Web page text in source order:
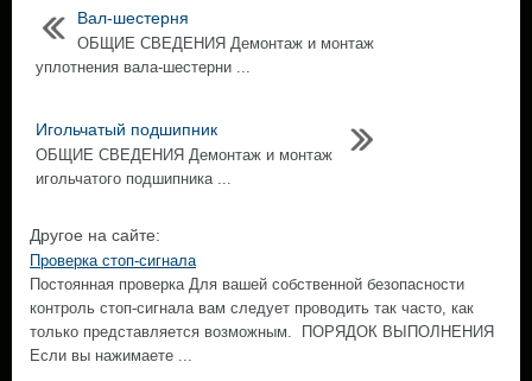
Вал-шестерня
ОБЩИЕ СВЕДЕНИЯ Демонтаж и монтаж
уплотнения вала-шестерни ...
Игольчатый подшипник
ОБЩИЕ СВЕДЕНИЯ Демонтаж и монтаж
игольчатого подшипника ...
Другое на сайте:
Проверка стоп-сигнала
Постоянная проверка Для вашей собственной безопасности
контроль стоп-сигнала вам следует проводить так часто, как
только представляется возможным. ПОРЯДОК ВЫПОЛНЕНИЯ
Если вы нажимаете ...